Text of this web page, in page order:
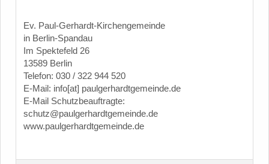
Ev. Paul-Gerhardt-Kirchengemeinde
in Berlin-Spandau
Im Spektefeld 26
13589 Berlin
Telefon: 030 / 322 944 520
E-Mail: info[at] paulgerhardtgemeinde.de
E-Mail Schutzbeauftragte:
schutz@paulgerhardtgemeinde.de
www.paulgerhardtgemeinde.de